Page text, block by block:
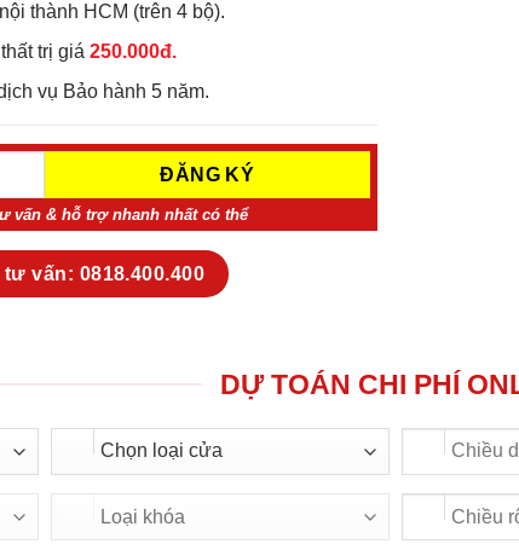
thành HCM (trên 4 bộ).
trị giá 250.000đ.
vụ Bảo hành 5 năm.
vấn & hỗ trợ nhanh nhất có thể
vấn: 0818.400.400
DỰ TOÁN CHI PHÍ